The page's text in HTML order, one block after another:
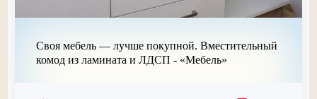
Своя мебель — лучше покупной. Вместительный
комод из ламината и ЛДСП - «Мебель»